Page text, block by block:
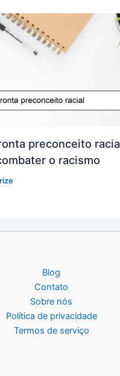
preconceito
o racismo
Blog
Contato
Sobre nós
Política de privacidade
Termos de serviço